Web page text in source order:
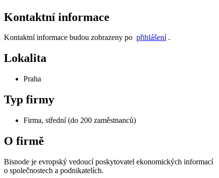
Kontaktní informace
Kontaktní informace budou zobrazeny po přihlášení.
Lokalita
Praha
Typ firmy
Firma, střední (do 200 zaměstnanců)
O firmě
Bisnode je evropský vedoucí poskytovatel ekonomických informací
o společnostech a podnikatelích.